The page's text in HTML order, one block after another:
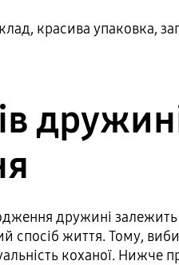
красива упаковка,
дружині залежить
спосіб життя. Тому,
коханої. Нижче